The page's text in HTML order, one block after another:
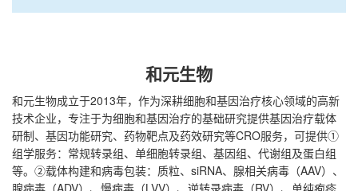
和元生物
和元生物成立于2013年，作为深耕细胞和基因治疗核心领域的高新
技术企业，专注于为细胞和基因治疗的基础研究提供基因治疗载体
研制、基因功能研究、药物靶点及药效研究等CRO服务，可提供①
组学服务：常规转录组、单细胞转录组、基因组、代谢组及蛋白组
等。②载体构建和病毒包装：质粒、siRNA、腺相关病毒（AAV）、